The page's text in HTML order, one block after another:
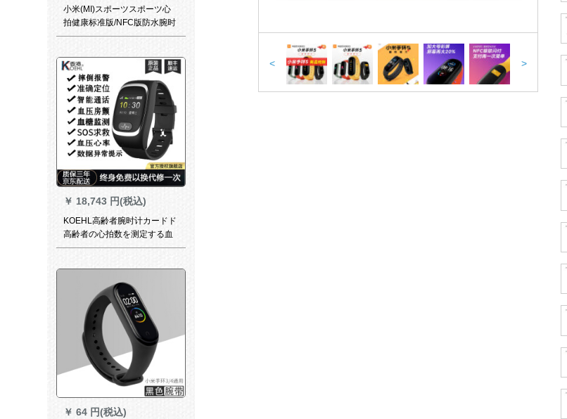
小米(MI)スポーツスポーツ心
拍健康标准版/NFC版防水腕时
计アワスポーツ4 NFC版黒
￥ 18,743 円(税込)
KOEHL高齢者腕时计カードド
高齢者の心拍数を测定する血
糖血压心电図远隔监视血环防
￥ 64 円(税込)
< >